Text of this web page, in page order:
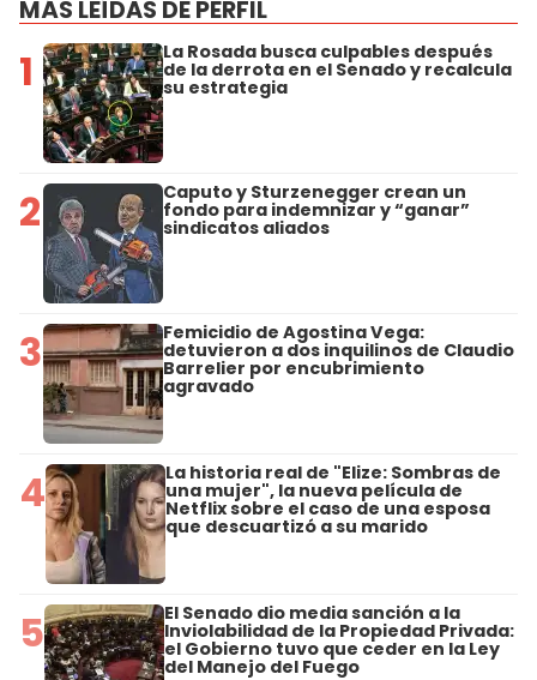
MÁS LEÍDAS DE PERFIL
1 La Rosada busca culpables después
de la derrota en el Senado y recalcula
su estrategia
2 Caputo y Sturzenegger crean un
fondo para indemnizar y “ganar”
sindicatos aliados
3 Femicidio de Agostina Vega:
detuvieron a dos inquilinos de Claudio
Barrelier por encubrimiento
agravado
4 La historia real de "Elize: Sombras de
una mujer", la nueva película de
Netflix sobre el caso de una esposa
que descuartizó a su marido
5 El Senado dio media sanción a la
Inviolabilidad de la Propiedad Privada:
el Gobierno tuvo que ceder en la Ley
del Manejo del Fuego